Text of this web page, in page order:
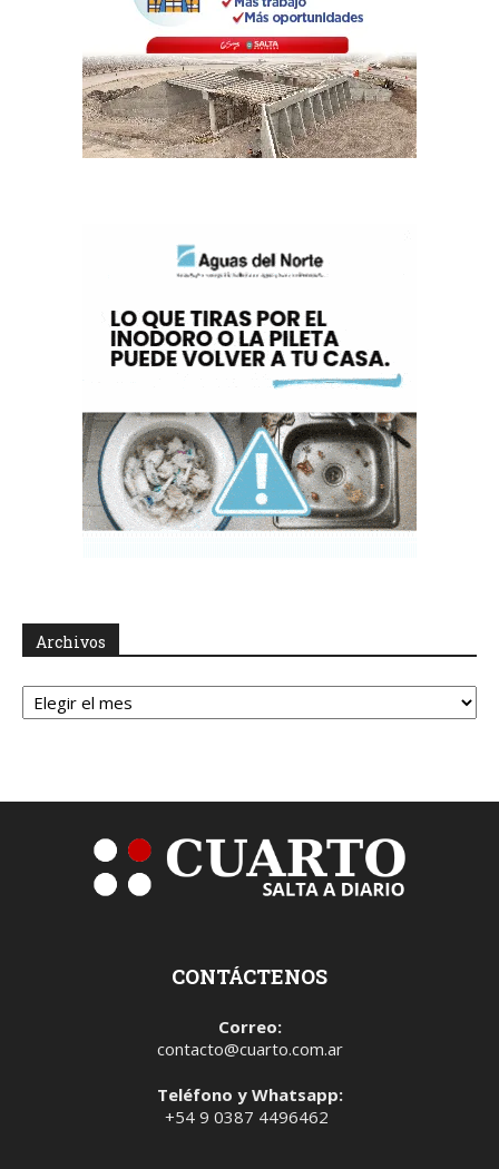
Archivos
Archivos
CONTÁCTENOS
Correo:
contacto@cuarto.com.ar
Teléfono y Whatsapp:
+54 9 0387 4496462